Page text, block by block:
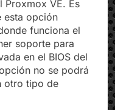
VE. Es
esta opción
funciona el
soporte para
en el BIOS del
no se podrá
tipo de